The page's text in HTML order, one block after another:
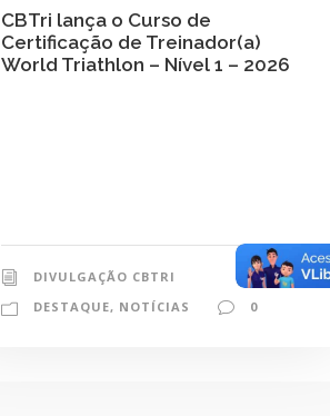
CBTri lança o Curso de
Certificação de Treinador(a)
World Triathlon – Nível 1 – 2026
DIVULGAÇÃO CBTRI
DESTAQUE, NOTÍCIAS 0